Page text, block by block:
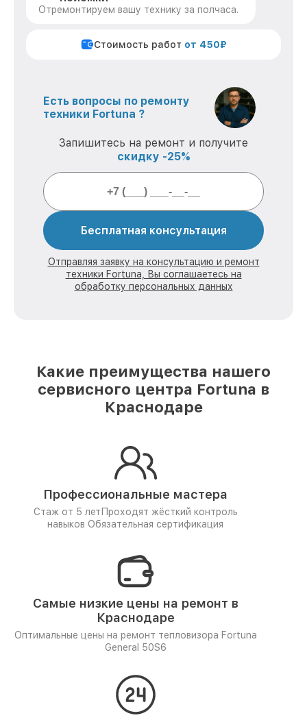
Отремонтируем вашу технику за полчаса.
Стоимость работ от 450₽
Есть вопросы по ремонту
техники Fortuna ?
Запишитесь на ремонт и получите
скидку -25%
Бесплатная консультация
Отправляя заявку на консультацию и ремонт
техники Fortuna, Вы соглашаетесь на
обработку персональных данных
Какие преимущества нашего
сервисного центра Fortuna в
Краснодаре
Профессиональные мастера
Стаж от 5 лет Проходят жёсткий контроль
навыков Обязательная сертификация
Самые низкие цены на ремонт в
Краснодаре
Оптимальные цены на ремонт тепловизора Fortuna
General 50S6